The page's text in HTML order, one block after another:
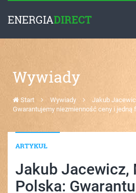
ENERGIADIRECT
Wywiady
Start Wywiady
Jakub
Gwarantujemy niezmienność ceny i jedną
ARTYKUŁ
Jakub Jacewicz,
Polska: